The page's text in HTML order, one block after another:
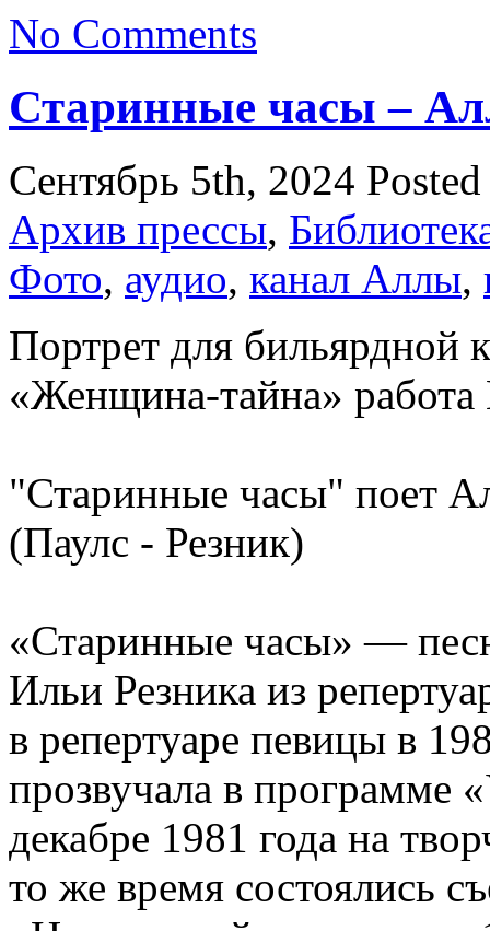
No Comments
Старинные часы –
Сентябрь 5th, 2024
Архив прессы,
Фото, аудио, канал Аллы,
Портрет для бильярдной
«Женщина-тайна»
"Старинные часы" поет
(Паулс - Резник)
«Старинные часы» —
Ильи Резника из
в репертуаре певицы в
прозвучала в программе
декабре 1981 года на
то же время состоялись